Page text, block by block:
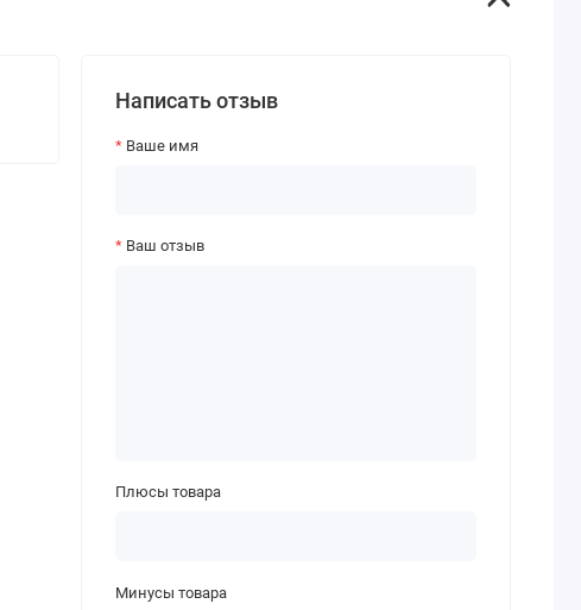
Написать отзыв
Ваше имя
Ваш отзыв
Плюсы товара
Минусы товара